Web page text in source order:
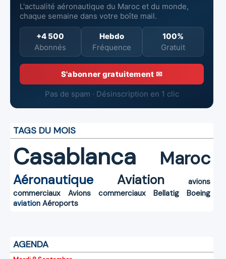
L'actualité aéronautique du Maroc et du monde,
chaque semaine dans votre boîte mail.
+4 500
Abonnés
Hebdo
Fréquence
100%
Gratuit
S'abonner gratuitement ✉
Pas de spam · Désinscription en 1 clic
TAGS DU MOIS
Casablanca Maroc
Aéronautique Aviation
avions
commerciaux
Avions commerciaux Bellatig
Boeing
aviation Aéroports
AGENDA